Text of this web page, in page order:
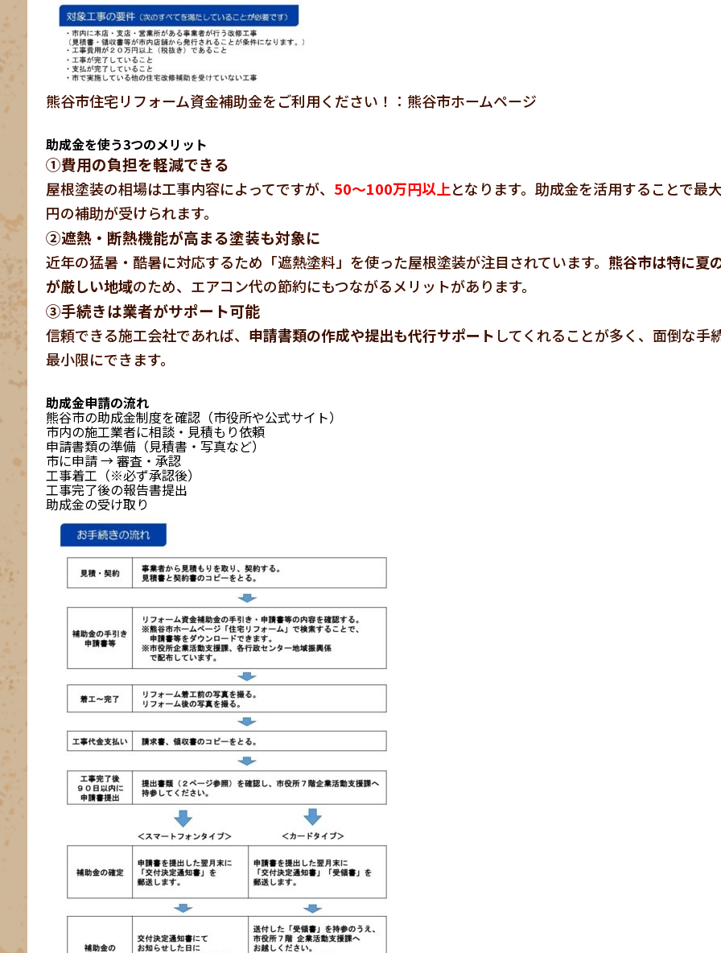
熊谷市住宅リフォーム資金補助金をご利用ください！：熊谷市ホームページ
助成金を使う3つのメリット
①費用の負担を軽減できる
屋根塗装の相場は工事内容によってですが、 50～100万円以上となります。助成金を活用することで最
円の補助が受けられます。
②遮熱・断熱機能が高まる塗装も対象に
近年の猛暑・酷暑に対応するため「遮熱塗料」を使った屋根塗装が注目されています。 熊谷市は特に夏
が厳しい地域のため、エアコン代の節約にもつながるメリットがあります。
③手続きは業者がサポート可能
信頼できる施工会社であれば、 申請書類の作成や提出も代行サポート してくれることが多く、面倒な手
最小限にできます。
助成金申請の流れ
熊谷市の助成金制度を確認（市役所や公式サイト）
市内の施工業者に相談・見積もり依頼
申請書類の準備（見積書・写真など）
市に申請 → 審査・承認
工事着工（※必ず承認後）
工事完了後の報告書提出
助成金の受け取り